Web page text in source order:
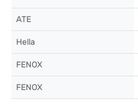
ATE
Hella
FENOX
FENOX